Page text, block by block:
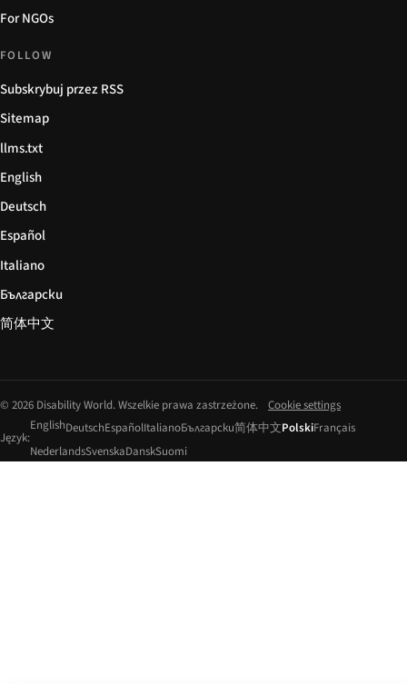
For NGOs
FOLLOW
Subskrybuj przez RSS
Sitemap
llms.txt
English
Deutsch
Español
Italiano
Български
简体中文
© 2026 Disability World. Wszelkie prawa zastrzeżone. Cookie settings
Język:
EnglishDeutschEspañolItalianoБългарски简体中文PolskiFrançais
NederlandsSvenskaDanskSuomi